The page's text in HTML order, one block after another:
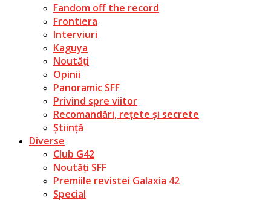
Fandom off the record
Frontiera
Interviuri
Kaguya
Noutăți
Opinii
Panoramic SFF
Privind spre viitor
Recomandări, rețete și secrete
Știință
Diverse
Club G42
Noutăți SFF
Premiile revistei Galaxia 42
Special